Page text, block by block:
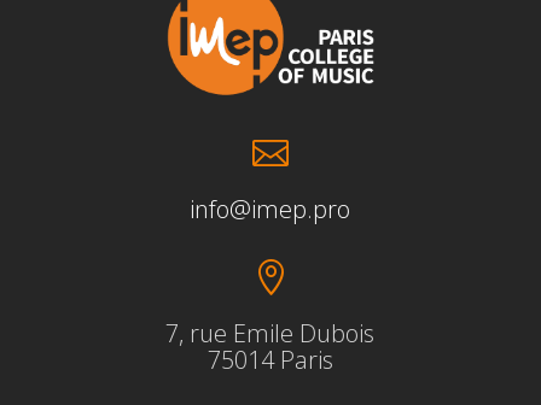

info@imep.pro

7, rue Emile Dubois
75014 Paris